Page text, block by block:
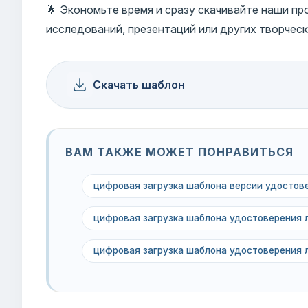
🌟 Экономьте время и сразу скачивайте наши
исследований, презентаций или других
Скачать шаблон
ВАМ ТАКЖЕ МОЖЕТ ПОНРАВИТЬСЯ
цифровая загрузка шаблона версии
цифровая загрузка шаблона удостоверения
цифровая загрузка шаблона удостоверения